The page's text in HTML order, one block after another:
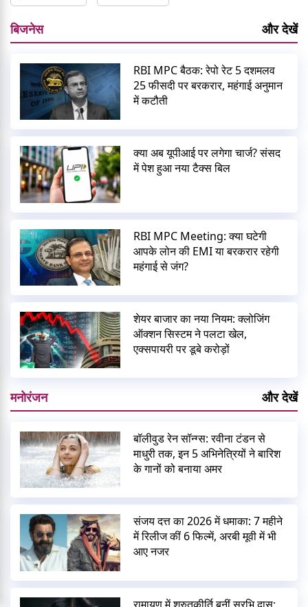
बिजनेस और देखें
RBI MPC बैठक: रेपो रेट 5 दशमलव
25 फीसदी पर बरकरार, महंगाई अनुमान
में कटौती
क्या अब यूपीआई पर लगेगा चार्ज? संसद
में पेश हुआ नया टैक्स बिल
RBI MPC Meeting: क्या घटेगी
आपके लोन की EMI या बरकरार रहेगी
महंगाई से जंग?
शेयर बाजार का नया नियम: क्लोजिंग
ऑक्शन सिस्टम ने पलटा खेल,
एक्सपायरी पर डूबे करोड़ों
मनोरंजन और देखें
बॉलीवुड रेन सॉन्ग्स: रवीना टंडन से
माधुरी तक, इन 5 अभिनेत्रियों ने बारिश
के गानों को बनाया अमर
संजय दत्त का 2026 में धमाका: 7 महीने
में रिलीज कीं 6 फिल्में, अरबी मूवी में भी
आए नजर
रामायण में श्रुतकीर्ति बनीं सुरभि दास: